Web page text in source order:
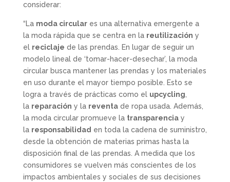
considerar:
“La moda circulares una alternativa emergente a
la moda rápida que se centra en la reutilización y
el reciclaje de las prendas. En lugar de seguir un
modelo lineal de ‘tomar-hacer-desechar’, la moda
circular busca mantener las prendas y los materiales
en uso durante el mayor tiempo posible. Esto se
logra a través de prácticas como el upcycling,
la reparación y la reventade ropa usada. Además,
la moda circular promueve la transparenciay
la responsabilidad en toda la cadena de suministro,
desde la obtención de materias primas hasta la
disposición final de las prendas. A medida que los
consumidores se vuelven más conscientes de los
impactos ambientales y sociales de sus decisiones